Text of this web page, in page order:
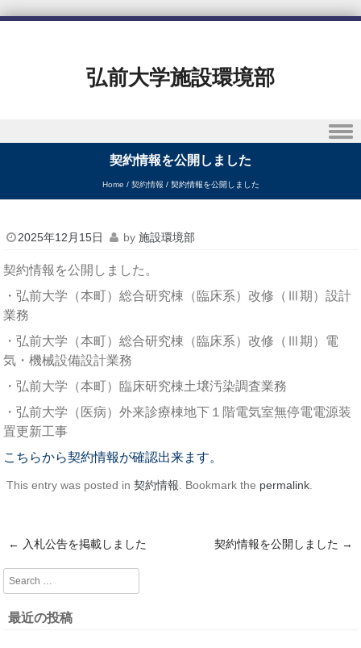
弘前大学施設環境部
契約情報を公開しました
Home /契約情報 /契約情報を公開しました
2025年12月15日 by 施設環境部
契約情報を公開しました。
・弘前大学（本町）総合研究棟（臨床系）改修（Ⅲ期）設計
業務
・弘前大学（本町）総合研究棟（臨床系）改修（Ⅲ期）電
気・機械設備設計業務
・弘前大学（本町）臨床研究棟土壌汚染調査業務
・弘前大学（医病）外来診療棟地下１階電気室無停電電源装
置更新工事
こちらから契約情報が確認出来ます。
This entry was posted in 契約情報 . Bookmark the permalink
Post navigation
← 入札公告を掲載しました 契約情報を公開しました →
Search
最近の投稿